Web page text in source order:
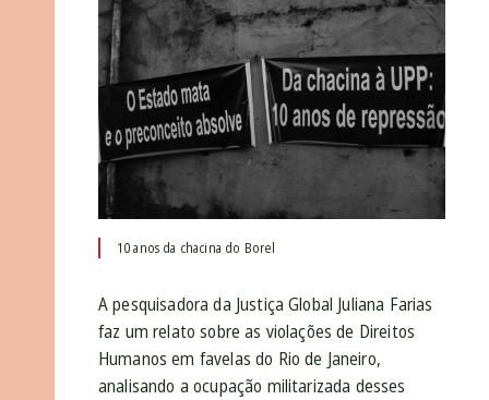
10 anos da chacina do Borel
A pesquisadora da Justiça Global Juliana Farias
faz um relato sobre as violações de Direitos
Humanos em favelas do Rio de Janeiro,
analisando a ocupação militarizada desses